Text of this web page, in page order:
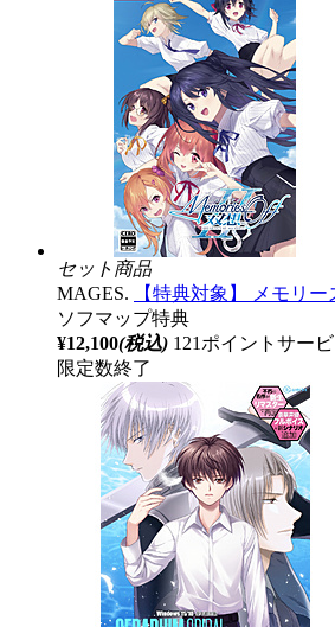
セット商品
MAGES.
【特典対象】 メモリ
ソフマップ特典
¥12,100(税込) 121ポイントサー
限定数終了